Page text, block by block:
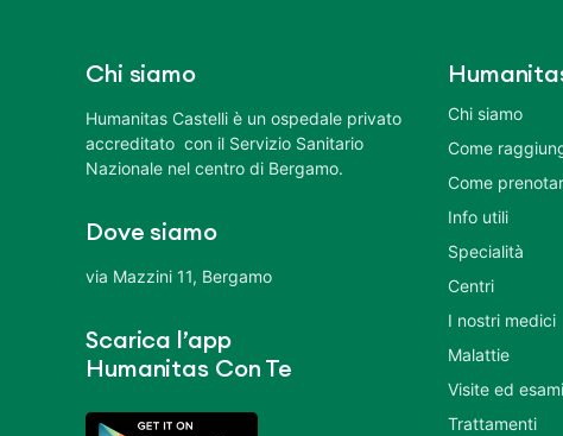
Chi siamo
Humanitas Castelli è un ospedale privato
accreditato con il Servizio Sanitario
Nazionale nel centro di Bergamo.
Dove siamo
via Mazzini 11, Bergamo
Scarica l’app
Humanitas Con Te
Chi siamo
Come
Come
Info utili
Specialità
Centri
I nostri medici
Malattie
Visite ed esami
Trattamenti